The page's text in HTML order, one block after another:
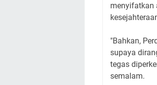
menyifatkan
"Bahkan,
supaya
tegas
semalam.